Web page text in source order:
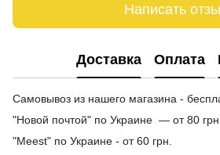
Написать
Доставка Оплата
Самовывоз из нашего магазина -
"Новой почтой" по Украине — от 80 грн.
"Meest" по Украине - от 60 грн.